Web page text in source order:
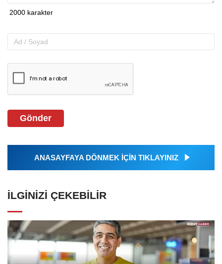
Gönder
ANASAYFAYA DÖNMEK İÇİN TIKLAYINIZ
İLGINIZI ÇEKEBILIR